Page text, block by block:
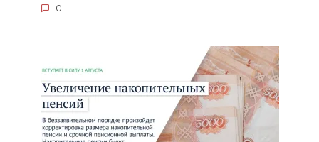
0